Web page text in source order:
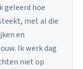
geleerd hoe
met al die
en
Ik werk dag
niet op